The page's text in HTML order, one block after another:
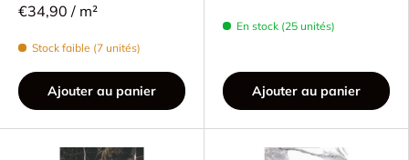
€34,90 / m²
Stock faible (7 unités)
Ajouter au panier
En stock (25 unités)
Ajouter au panier